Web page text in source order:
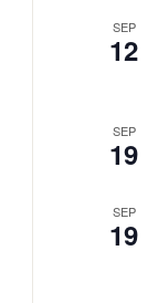
SEP
12
SEP
19
SEP
19